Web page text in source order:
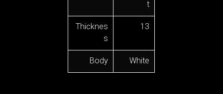
t
Thicknes
s
13
Body White